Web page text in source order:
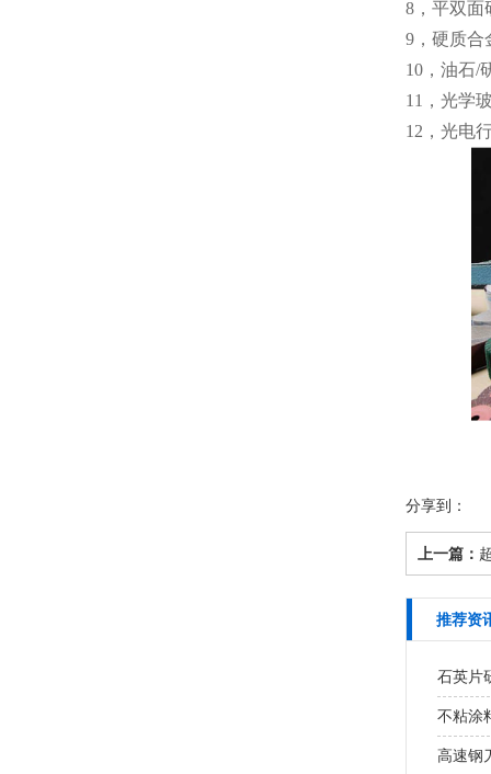
8，平双面
9，硬质合
10，油石/
11，光学
12，光电
分享到：
上一篇：
推荐资
石英片
不粘涂
高速钢